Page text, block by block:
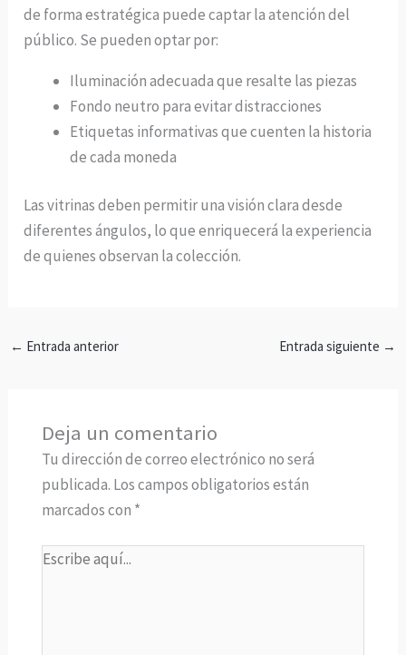
de forma estratégica puede captar la atención del
público. Se pueden optar por:
Iluminación adecuada que resalte las piezas
Fondo neutro para evitar distracciones
Etiquetas informativas que cuenten la historia
de cada moneda
Las vitrinas deben permitir una visión clara desde
diferentes ángulos, lo que enriquecerá la experiencia
de quienes observan la colección.
← Entrada anterior Entrada siguiente →
Deja un comentario
Tu dirección de correo electrónico no será
publicada. Los campos obligatorios están
marcados con *
Escribe